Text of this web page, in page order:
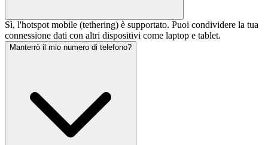
Sì, l'hotspot mobile (tethering) è supportato. Puoi condividere la tua
connessione dati con altri dispositivi come laptop e tablet.
Manterrò il mio numero di telefono?